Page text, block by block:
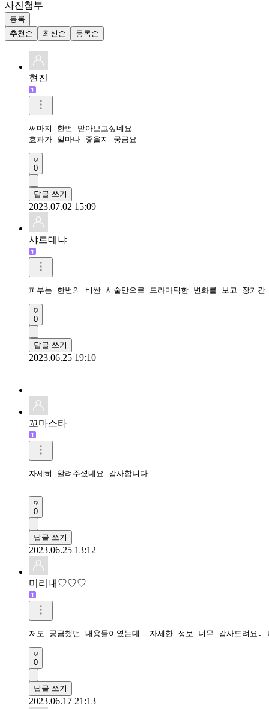
사진첨부
등록
추천순
최신순 등록순
현진
써마지 한번 받아보고싶네요
효과가 얼마나 좋을지 궁금요
0
답글 쓰기
2023.07.02 15:09
샤르데냐
피부는 한번의 비싼 시술만으로 드라마틱한 변화를 보고 장기
0
답글 쓰기
2023.06.25 19:10
꼬마스타
자세히 알려주셨네요 감사합니다
0
답글 쓰기
2023.06.25 13:12
미리내♡♡♡
저도 궁금했던 내용들이였는데  자세한 정보 너무 감사드려요
0
답글 쓰기
2023.06.17 21:13